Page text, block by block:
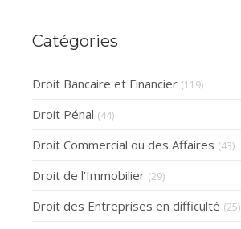
Catégories
Droit Bancaire et Financier (119)
Droit Pénal (44)
Droit Commercial ou des Affaires (43)
Droit de l'Immobilier (29)
Droit des Entreprises en difficulté (25)